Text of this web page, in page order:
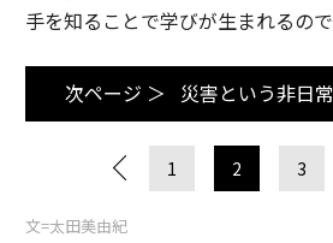
手を知ることで学びが生まれるので
次ページ ＞ 災害という非日
1 2 3
文=太田美由紀